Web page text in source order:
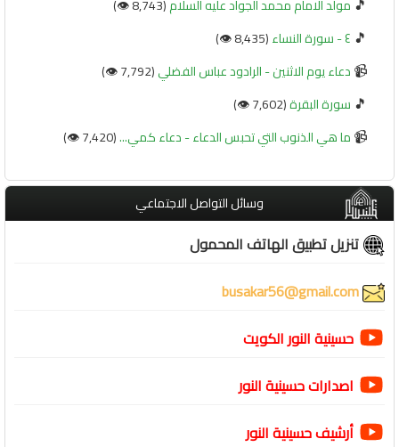
مولد الامام محمد الجواد عليه السلام(8,743 👁️)
🎵 ٤ - سورة النساء (8,435 👁️)
📹دعاء يوم الاثنين - الرادود عباس الفضلي(7,792 👁️)
🎵 سورة البقرة(7,602 👁️)
📹ما هي الذنوب التي تحبس الدعاء - دعاء كمي...(7,420 👁️)
وسائل التواصل الاجتماعي
تنزيل تطبيق الهاتف المحمول
حسينية النور الكويت
اصدارات حسينية النور
أرشيف حسينية النور